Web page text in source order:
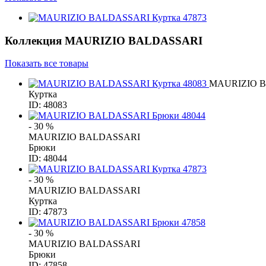
Коллекция MAURIZIO BALDASSARI
Показать все товары
MAURIZIO
Куртка
ID: 48083
- 30 %
MAURIZIO BALDASSARI
Брюки
ID: 48044
- 30 %
MAURIZIO BALDASSARI
Куртка
ID: 47873
- 30 %
MAURIZIO BALDASSARI
Брюки